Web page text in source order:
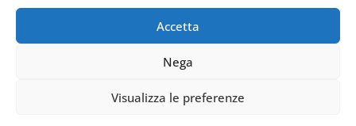
Accetta
Nega
Visualizza le preferenze
Associazione Culturale I Siciliani Giovani
via Randazzo 27 Catania